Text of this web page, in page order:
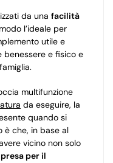
da una facilità
l’ideale per
utile e
benessere e fisico e
multifunzione
da eseguire, la
quando si
è che, in base al
vicino non solo
presa per il